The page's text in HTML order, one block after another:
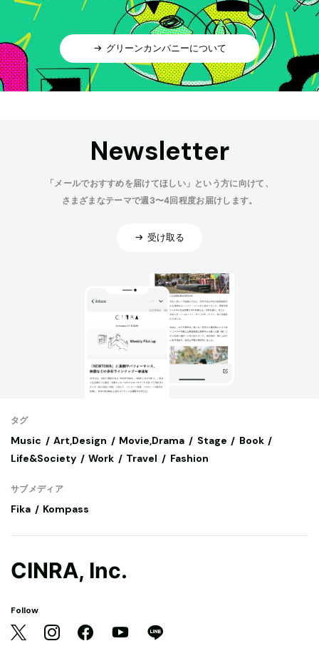
グリーンカンパニーについて
Newsletter
「メールでおすすめを届けてほしい」という方に向けて、
さまざまなテーマで週3〜4回程度お届けします。
受け取る
タグ
Music Art,Design Movie,Drama Stage
Book
Life&Society
Work Travel Fashion
サブメディア
Fika Kompass
CINRA, Inc.
Follow